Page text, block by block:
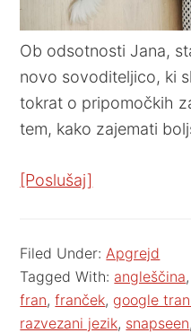
Ob odsotnosti Jana,
novo sovoditeljico, ki
tokrat o pripomočkih
tem, kako zajemati
[Poslušaj]
Filed Under: Apgrejd
Tagged With: angleščina,
fran,franček, google
razvezani jezik, snapseen